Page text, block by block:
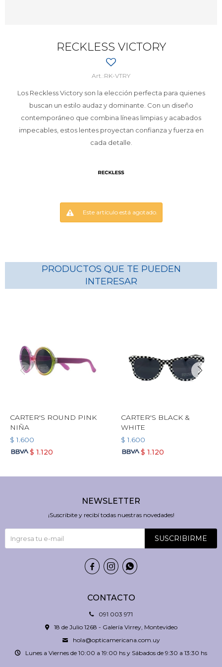
RECKLESS VICTORY
RK-VTRY
Los Reckless Victory son la elección perfecta para quienes
buscan un estilo audaz y dominante. Con un diseño
contemporáneo que combina líneas limpias y acabados
impecables, estos lentes proyectan confianza y fuerza en
cada detalle.
Este artículo está agotado.
PRODUCTOS QUE TE PUEDEN
INTERESAR
CARTER'S ROUND PINK
NIÑA
$ 1.600
$ 1.120
CARTER'S BLACK &
WHITE
$ 1.600
$ 1.120
CONTACTO
091 003 971
18 de Julio 1268 - Galería Virrey, Montevideo
hola@opticamericana.com.uy
Lunes a Viernes de 10:00 a 19:00 hs y Sábados de 9:30 a 13:30 hs
NEWSLETTER
¡Suscribite y recibí todas nuestras novedades!
SUSCRIBIRME
  